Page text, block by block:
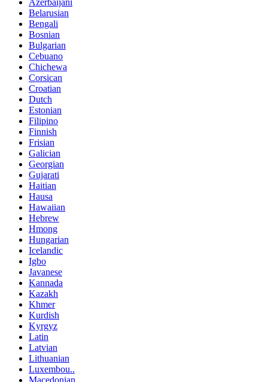
Belarusian
Bengali
Bosnian
Bulgarian
Cebuano
Chichewa
Corsican
Croatian
Dutch
Estonian
Filipino
Finnish
Frisian
Galician
Georgian
Gujarati
Haitian
Hausa
Hawaiian
Hebrew
Hmong
Hungarian
Icelandic
Igbo
Javanese
Kannada
Kazakh
Khmer
Kurdish
Kyrgyz
Latin
Latvian
Lithuanian
Luxembou..
Macedonian